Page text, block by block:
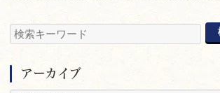
アーカイブ